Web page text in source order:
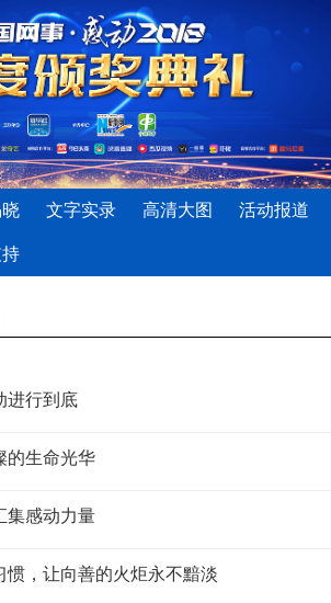
文字实录 高清大图 活动报道
进行到底
的生命光华
集感动力量
惯，让向善的火炬永不黯淡